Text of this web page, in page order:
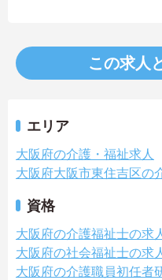
この求人
エリア
大阪府の介護・福祉求人
大阪府大阪市東住吉区の
資格
大阪府の介護福祉士の求
大阪府の社会福祉士の求
大阪府の介護職員初任者